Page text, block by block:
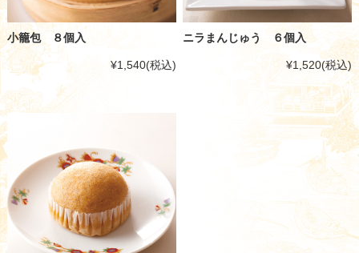
小籠包 ８個入
¥1,540(税込)
ニラまんじゅう ６個入
¥1,520(税込)